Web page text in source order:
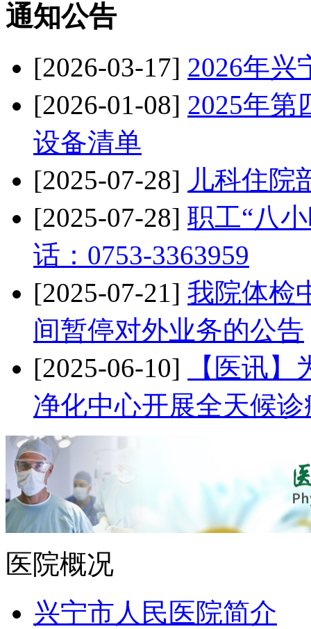
通知公告
[2026-03-17] 2026年兴
[2026-01-08] 2025年第
设备清单
[2025-07-28] 儿科住院
[2025-07-28] 职工“八
话：0753-3363959
[2025-07-21] 我院体检
间暂停对外业务的公告
[2025-06-10]
【医讯
净化中心开展全天候
医院概况
兴宁市人民医院简介